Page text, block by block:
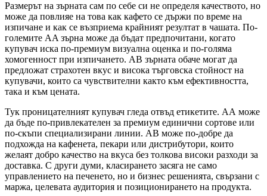
Размерът на зърната сам по себе си не определя качеството, но
може да повлияе на това как кафето се държи по време на
изпичане и как се възприема крайният резултат в чашата. По-
големите AA зърна може да бъдат предпочитани, когато
купувач иска по-премиум визуална оценка и по-голяма
хомогенност при изпичането. AB зърната обаче могат да
предложат страхотен вкус и висока търговска стойност на
купувачи, които са чувствителни както към ефективността,
така и към цената.
Тук проницателният купувач гледа отвъд етикетите. АА може
да бъде по-привлекателен за премиум единични сортове или
по-скъпи специализирани линии. АВ може по-добре да
подхожда на кафенета, пекари или дистрибутори, които
желаят добро качество на вкуса без толкова високи разходи за
доставка. С други думи, класирането засяга не само
управлението на печенето, но и бизнес решенията, свързани с
маржа, целевата аудитория и позиционирането на продукта.